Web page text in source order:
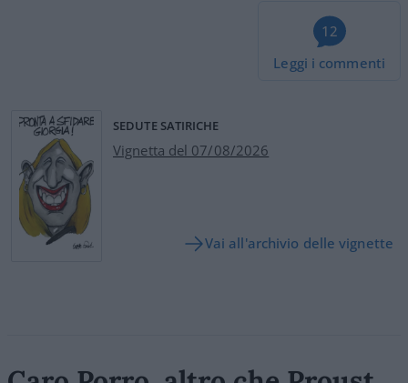
12
Leggi i commenti
SEDUTE SATIRICHE
Vignetta del 07/08/2026
Vai all'archivio delle vignette